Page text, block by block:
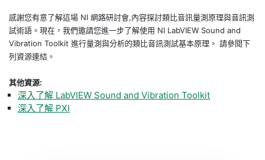
感謝您有意了解這場 NI 網路研討會,內容探討類比音訊量測原理與音訊測
試術語。現在，我們邀請您進一步了解使用 NI LabVIEW Sound and
Vibration Toolkit 進行量測與分析的類比音訊測試基本原理。 請參閱下
列資源連結。
其他資源:
深入了解 LabVIEW Sound and Vibration Toolkit
深入了解 PXI